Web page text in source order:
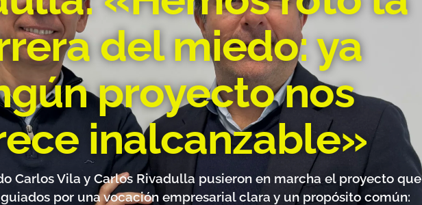
del miedo: ya
proyecto nos
inalcanzable»
Carlos Vila y Carlos Rivadulla pusieron en marcha el proyecto que
guiados por una vocación empresarial clara y un propósito común: